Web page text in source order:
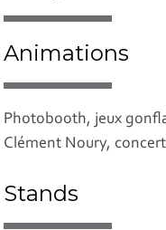
Animations
Photobooth, jeux
Clément Noury, concert
Stands